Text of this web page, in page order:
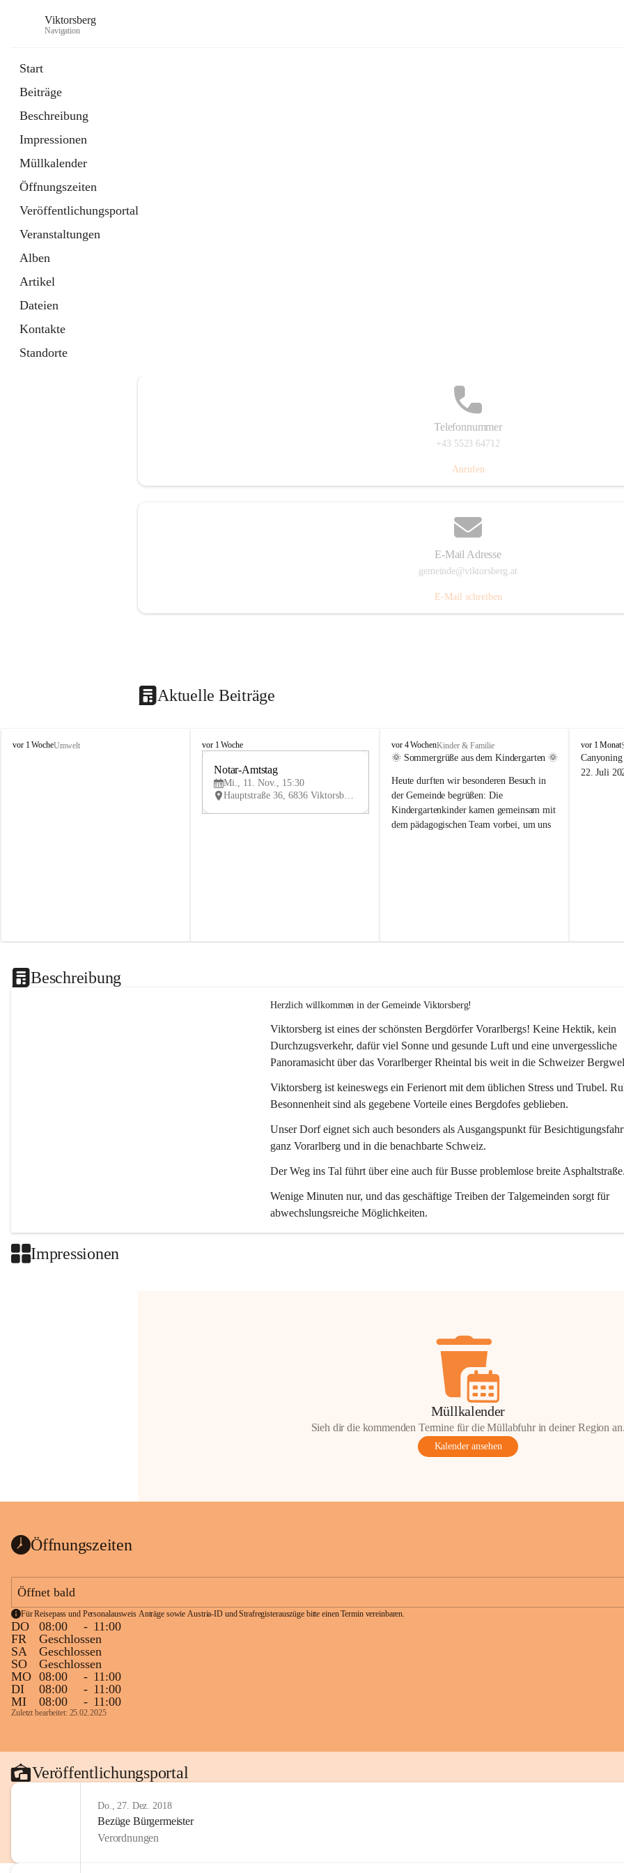
Viktorsberg
Navigation
Start
Beiträge
Beschreibung
Impressionen
Müllkalender
Öffnungszeiten
Veröffentlichungsportal
Veranstaltungen
Alben
Artikel
Dateien
Kontakte
Standorte
Telefonnummer
+43 5523 64712
Anrufen
E-Mail Adresse
gemeinde@viktorsberg.at
E-Mail schreiben
Aktuelle Beiträge
V
vor 1 WocheUmwelt
V
vor 1 Woche
V
Notar-Amtstag
Mi., 11. Nov., 15:30
Hauptstraße 36, 6836 Viktorsberg, AUT
V
i
t
o
r
s
vor 4 WochenKinder & Familie
🌞 Sommergrüße aus dem Kindergarten 🌞
Heute durften wir besonderen Besuch in
der Gemeinde begrüßen: Die
Kindergartenkinder kamen gemeinsam mit
dem pädagogischen Team vorbei, um uns
V
i
k
vor 1 Monat
22. Juli
Beschreibung
Herzlich willkommen in der Gemeinde Viktorsberg!
Viktorsberg ist eines der schönsten Bergdörfer Vorarlbergs! Keine Hektik, kein
Durchzugsverkehr, dafür viel Sonne und gesunde Luft und eine unvergessliche
Panoramasicht über das Vorarlberger Rheintal bis weit in die Schweizer
Viktorsberg ist keineswegs ein Ferienort mit dem üblichen Stress und Trubel.
Besonnenheit sind als gegebene Vorteile eines Bergdofes geblieben.
Unser Dorf eignet sich auch besonders als Ausgangspunkt für
ganz Vorarlberg und in die benachbarte Schweiz.
Der Weg ins Tal führt über eine auch für Busse problemlose breite
Wenige Minuten nur, und das geschäftige Treiben der Talgemeinden sorgt für
abwechslungsreiche Möglichkeiten.
Impressionen
Müllkalender
Sieh dir die kommenden Termine für die Müllabfuhr in deiner Region
Kalender ansehen
Öffnungszeiten
Öffnet bald
Für Reisepass und Personalausweis Anträge sowie Austria-ID und Strafregisterauszüge bitte einen Termin vereinbaren.
DO 08:00 - 11:00
FR
Geschlossen
SA
Geschlossen
SO
Geschlossen
MO 08:00 - 11:00
DI
08:00 - 11:00
MI
08:00 - 11:00
Zuletzt bearbeitet: 25.02.2025
Veröffentlichungsportal
Do., 27. Dez. 2018
Bezüge Bürgermeister
Verordnungen